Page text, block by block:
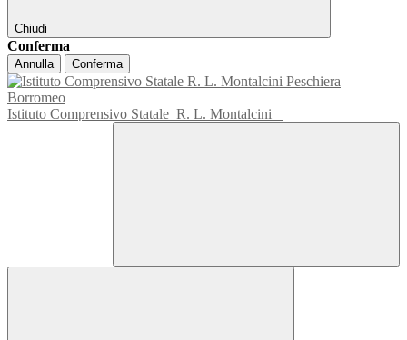
Chiudi
Conferma
Annulla Conferma
Istituto Comprensivo Statale R. L. Montalcini